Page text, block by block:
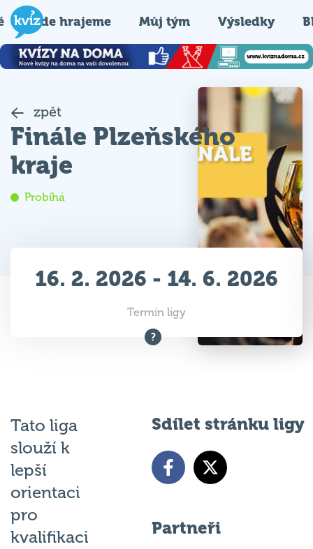
Kde hrajeme Můj tým Výsledky
zpět
Finále Plzeňského
kraje
Probíhá
16. 2. 2026 - 14. 6. 2026
Termín ligy
Tato liga
slouží k
lepší
orientaci
pro
kvalifikaci
Sdílet stránku ligy
Partneři